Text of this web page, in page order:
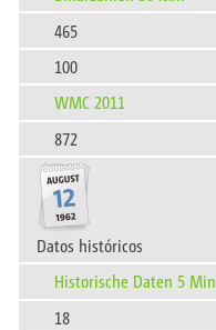
465
100
WMC 2011
872
Datos históricos
Historische Daten 5 Min
18